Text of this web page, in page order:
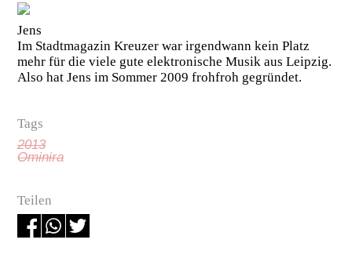
Jens
Im Stadtmagazin Kreuzer war irgendwann kein Platz
mehr für die viele gute elektronische Musik aus Leipzig.
Also hat Jens im Sommer 2009 frohfroh gegründet.
Tags
2013
Ominira
Teilen